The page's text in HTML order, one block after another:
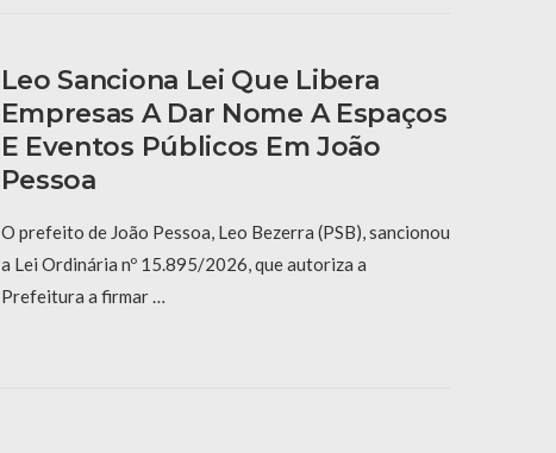
Leo Sanciona Lei Que Libera
Empresas A Dar Nome A Espaços
E Eventos Públicos Em João
Pessoa
O prefeito de João Pessoa, Leo Bezerra (PSB), sancionou
a Lei Ordinária nº 15.895/2026, que autoriza a
Prefeitura a firmar …